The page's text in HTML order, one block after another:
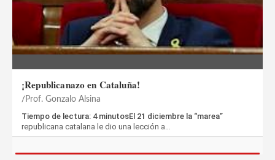
¡Republicanazo en Cataluña!
Prof. Gonzalo Alsina
Tiempo de lectura: 4 minutosEl 21 diciembre la “marea”
republicana catalana le dio una lección a…